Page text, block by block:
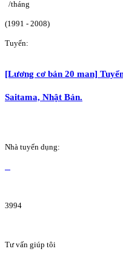
/tháng
(1991 - 2008)
Tuyển:
[Lương cơ bản 20 man]
Saitama, Nhật Bản.
Nhà tuyển dụng:
3994
Tư vấn giúp tôi